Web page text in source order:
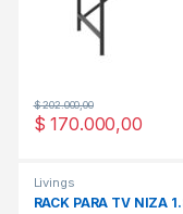
$ 170.000,00
$202.000,00
Livings
RACK PARA TV NIZA